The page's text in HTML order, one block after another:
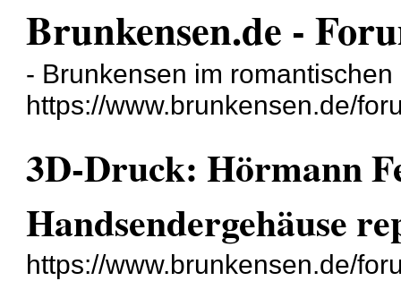
Brunkensen.de -
- Brunkensen im
https://www.brunkensen.de/
3D-Druck: Hörmann
Handsendergehäuse
https://www.brunkensen.de/